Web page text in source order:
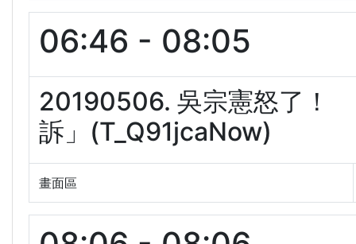
06:46 - 08:05
20190506. 吳宗憲怒了！
訴」(T_Q91jcaNow)
畫面區